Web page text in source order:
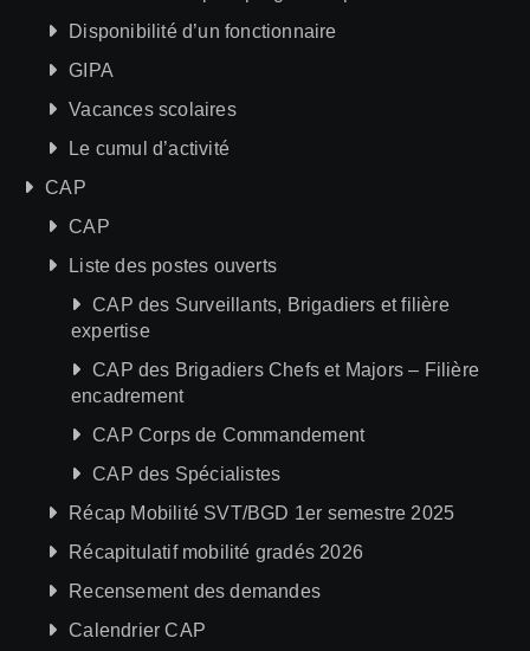
Disponibilité d’un fonctionnaire
GIPA
Vacances scolaires
Le cumul d’activité
CAP
CAP
Liste des postes ouverts
CAP des Surveillants, Brigadiers et filière
expertise
CAP des Brigadiers Chefs et Majors – Filière
encadrement
CAP Corps de Commandement
CAP des Spécialistes
Récap Mobilité SVT/BGD 1er semestre 2025
Récapitulatif mobilité gradés 2026
Recensement des demandes
Calendrier CAP